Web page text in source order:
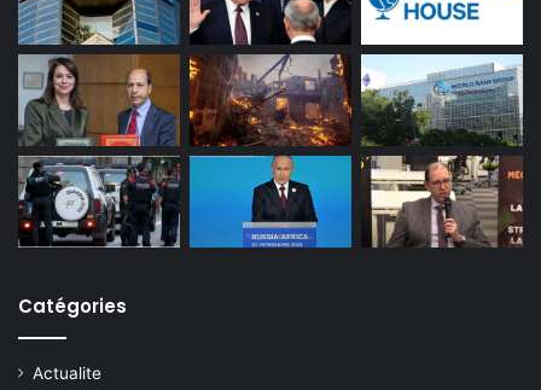
Catégories
Actualite